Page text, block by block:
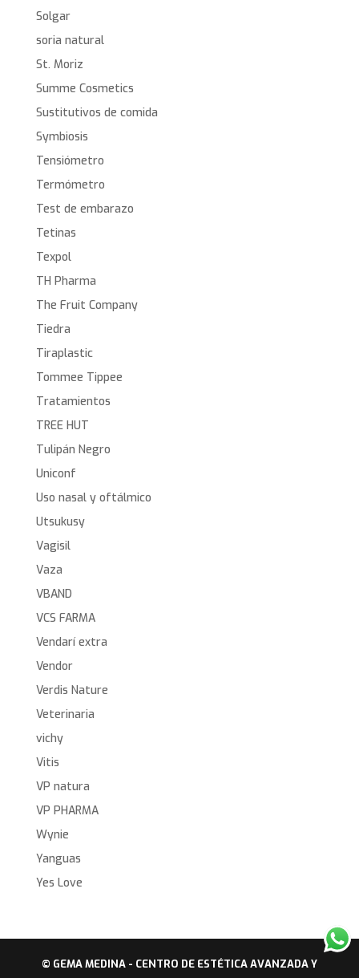
Solgar
soria natural
St. Moriz
Summe Cosmetics
Sustitutivos de comida
Symbiosis
Tensiómetro
Termómetro
Test de embarazo
Tetinas
Texpol
TH Pharma
The Fruit Company
Tiedra
Tiraplastic
Tommee Tippee
Tratamientos
TREE HUT
Tulipán Negro
Uniconf
Uso nasal y oftálmico
Utsukusy
Vagisil
Vaza
VBAND
VCS FARMA
Vendarí extra
Vendor
Verdis Nature
Veterinaria
vichy
Vitis
VP natura
VP PHARMA
Wynie
Yanguas
Yes Love
© GEMA MEDINA - CENTRO DE ESTÉTICA AVANZADA Y